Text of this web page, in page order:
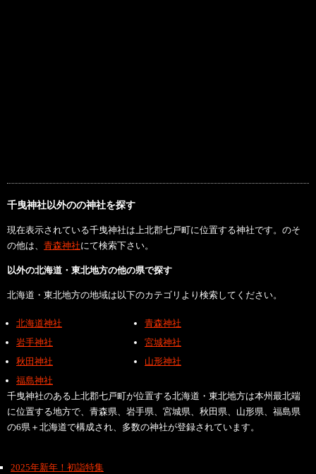
千曳神社以外のの神社を探す
現在表示されている千曳神社は上北郡七戸町に位置する神社です。のそ
の他は、 青森神社にて検索下さい。
以外の北海道・東北地方の他の県で探す
北海道・東北地方の地域は以下のカテゴリより検索してください。
北海道神社
青森神社
岩手神社
宮城神社
秋田神社
山形神社
福島神社
千曳神社のある上北郡七戸町が位置する北海道・東北地方は本州最北端
に位置する地方で、青森県、岩手県、宮城県、秋田県、山形県、福島県
の6県＋北海道で構成され、多数の神社が登録されています。
2025年新年！初詣特集